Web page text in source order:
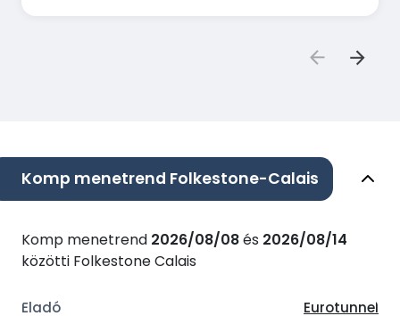
Komp menetrend Folkestone-Calais
Komp menetrend 2026/08/08és 2026/08/14
közötti Folkestone Calais
Eurotunnel